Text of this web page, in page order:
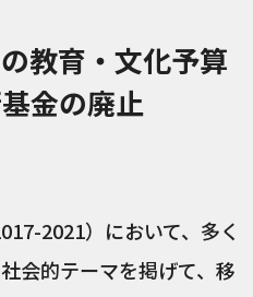
教育・文化予算
金の廃止
2021）において、多く
会的テーマを掲げて、移